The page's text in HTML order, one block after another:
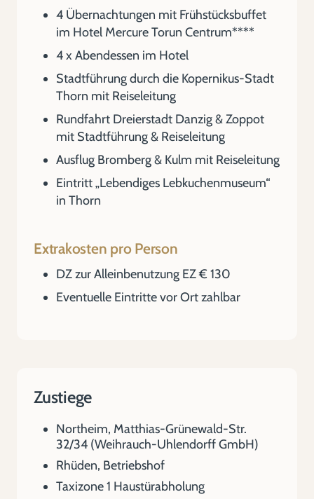
4 Übernachtungen mit Frühstücksbuffet
im Hotel Mercure Torun Centrum****
4 x Abendessen im Hotel
Stadtführung durch die Kopernikus-Stadt
Thorn mit Reiseleitung
Rundfahrt Dreierstadt Danzig & Zoppot
mit Stadtführung & Reiseleitung
Ausflug Bromberg & Kulm mit Reiseleitung
Eintritt „Lebendiges Lebkuchenmuseum“
in Thorn
Extrakosten pro Person
DZ zur Alleinbenutzung EZ € 130
Eventuelle Eintritte vor Ort zahlbar
Zustiege
Northeim, Matthias-Grünewald-Str.
32/34 (Weihrauch-Uhlendorff GmbH)
Rhüden, Betriebshof
Taxizone 1 Haustürabholung